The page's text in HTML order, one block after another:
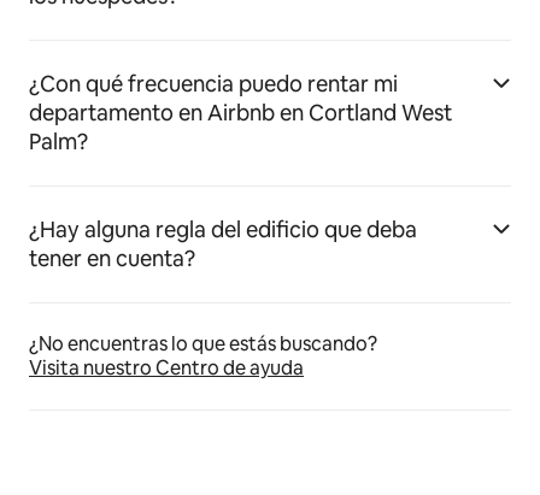
¿Con qué frecuencia puedo rentar mi
departamento en Airbnb en Cortland West
Palm?
¿Hay alguna regla del edificio que deba
tener en cuenta?
¿No encuentras lo que estás buscando?
Visita nuestro Centro de ayuda